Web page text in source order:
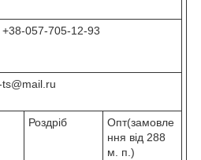
057-705-12-93
Роздріб
Опт(замовле
ння від 288
м. п.)